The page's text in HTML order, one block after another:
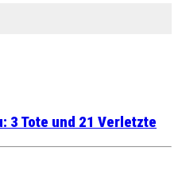
3 Tote und 21 Verletzte